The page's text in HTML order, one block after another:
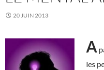
20 JUIN 2013
A
les